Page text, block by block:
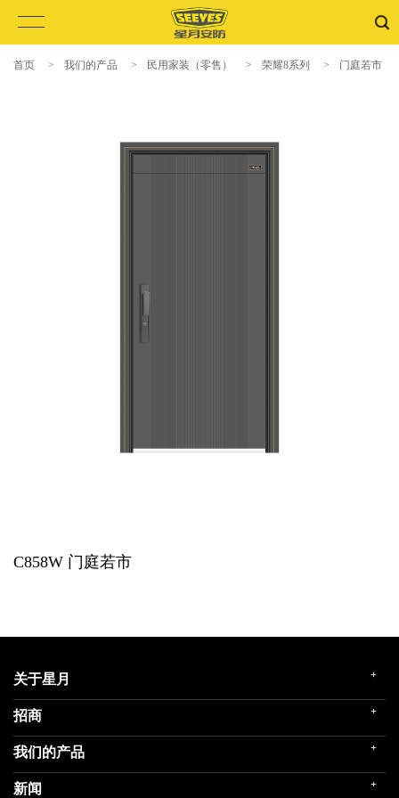
首页 > 我们的产品 > 民用家装（零售） > 荣耀8系列 > 门庭若市
C858W 门庭若市
关于星月 +
企业简介
企业文化
荣誉殿堂
招商 +
门店展示
我们的产品 +
民用家装（零售）
新闻 +